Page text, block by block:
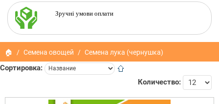
Зручні умови оплати
🏠 Семена овощей Семена лука (чернушка)
Сортировка:
Количество: